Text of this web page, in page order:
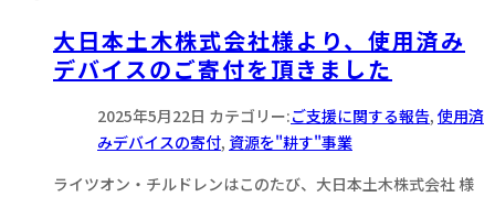
大日本土木株式会社様より、使用済み
デバイスのご寄付を頂きました
2025年5月22日 カテゴリー:ご支援に関する報告, 使用済
みデバイスの寄付, 資源を"耕す"事業
ライツオン・チルドレンはこのたび、大日本土木株式会社 様